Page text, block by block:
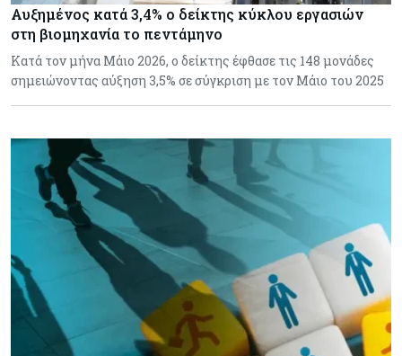
Αυξημένος κατά 3,4% ο δείκτης κύκλου εργασιών
στη βιομηχανία το πεντάμηνο
Κατά τον μήνα Μάιο 2026, ο δείκτης έφθασε τις 148 μονάδες
σημειώνοντας αύξηση 3,5% σε σύγκριση με τον Μάιο του 2025